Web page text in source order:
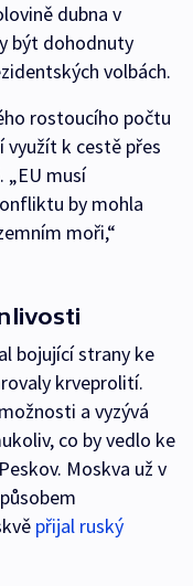
dubna v
být dohodnuty
volbách.
rostoucího počtu
využít k cestě přes
„EU musí
by mohla
moři,“
bojující strany ke
krveprolití.
a vyzývá
co by vedlo ke
Moskva už v
přijal ruský